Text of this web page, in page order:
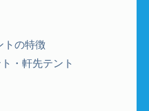
トの特徴
・軒先テント